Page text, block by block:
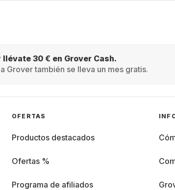
30 € en Grover Cash.
Grover también se lleva un mes gratis.
OFERTAS
Productos destacados
Ofertas %
Programa de afiliados